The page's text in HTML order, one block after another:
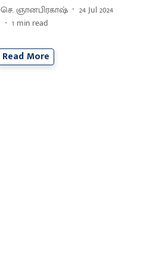
செ. ஞானபிரகாஷ்
24 Jul 2024
1 min read
Read More